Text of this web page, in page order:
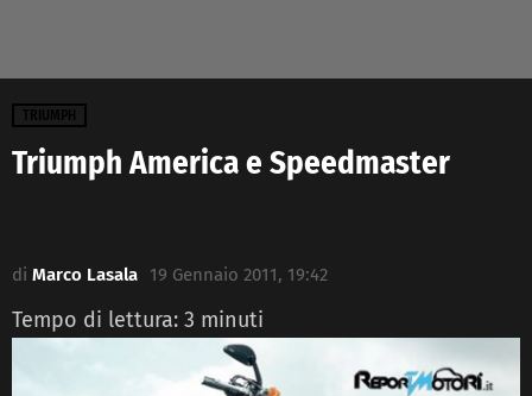
TRIUMPH
Triumph America e Speedmaster
di Marco Lasala 19 Gennaio 2011, 19:42
Tempo di lettura: 3 minuti